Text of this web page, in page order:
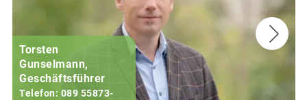
Torsten
Gunselmann,
Geschäftsführer
Telefon: 089 55873-